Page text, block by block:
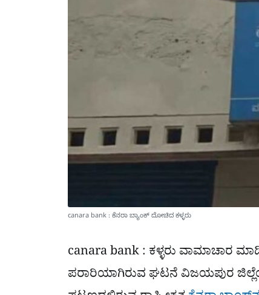
canara bank : ಕೆನರಾ ಬ್ಯಾಂಕ್​ ದೋಚಿದ ಕಳ್ಳರು
canara bank : ಕಳ್ಳರು ವಾಮಾಚಾರ
ಪರಾರಿಯಾಗಿರುವ ಘಟನೆ ವಿಜಯಪುರ